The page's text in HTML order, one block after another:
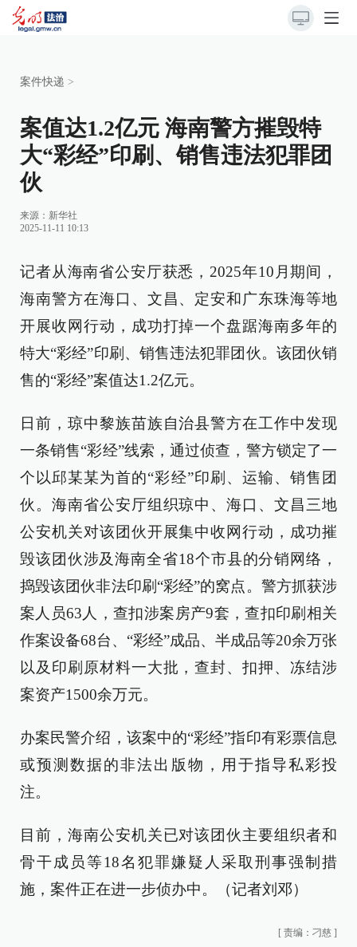
案件快递 >
案值达1.2亿元 海南警方摧毁特
大“彩经”印刷、销售违法犯罪团
伙
来源： 新华社
2025-11-11 10:13
记者从海南省公安厅获悉，2025年10月期间，
海南警方在海口、文昌、定安和广东珠海等地
开展收网行动，成功打掉一个盘踞海南多年的
特大“彩经”印刷、销售违法犯罪团伙。该团伙销
售的“彩经”案值达1.2亿元。
日前，琼中黎族苗族自治县警方在工作中发现
一条销售“彩经”线索，通过侦查，警方锁定了一
个以邱某某为首的“彩经”印刷、运输、销售团
伙。海南省公安厅组织琼中、海口、文昌三地
公安机关对该团伙开展集中收网行动，成功摧
毁该团伙涉及海南全省18个市县的分销网络，
捣毁该团伙非法印刷“彩经”的窝点。警方抓获涉
案人员63人，查扣涉案房产9套，查扣印刷相关
作案设备68台、“彩经”成品、半成品等20余万张
以及印刷原材料一大批，查封、扣押、冻结涉
案资产1500余万元。
办案民警介绍，该案中的“彩经”指印有彩票信息
或预测数据的非法出版物，用于指导私彩投
注。
目前，海南公安机关已对该团伙主要组织者和
骨干成员等18名犯罪嫌疑人采取刑事强制措
施，案件正在进一步侦办中。（记者刘邓）
[ 责编：刁慈 ]